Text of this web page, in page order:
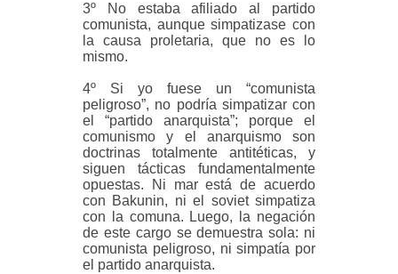
3º No estaba afiliado al partido
comunista, aunque simpatizase con
la causa proletaria, que no es lo
mismo.
4º Si yo fuese un “comunista
peligroso”, no podría simpatizar con
el “partido anarquista”; porque el
comunismo y el anarquismo son
doctrinas totalmente antitéticas, y
siguen tácticas fundamentalmente
opuestas. Ni mar está de acuerdo
con Bakunin, ni el soviet simpatiza
con la comuna. Luego, la negación
de este cargo se demuestra sola: ni
comunista peligroso, ni simpatía por
el partido anarquista.